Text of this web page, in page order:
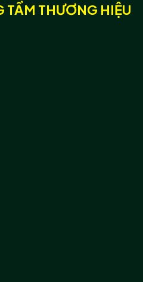
TẦM THƯƠNG HIỆU